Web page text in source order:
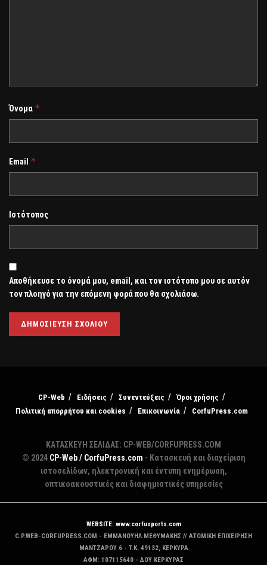
Όνομα *
Email *
Ιστότοπος
Αποθήκευσε το όνομά μου, email, και τον ιστότοπο μου σε αυτόν
τον πλοηγό για την επόμενη φορά που θα σχολιάσω.
CP-Web Ειδήσεις Συνεντεύξεις
Όροι χρήσης
Πολιτική απορρήτου και cookies
Επικοινωνία CorfuPress.com
ΚΑΤΑΣΚΕΥΗ ΣΕΛΙΔΑΣ: CP-WEB/CORFUPRESS.COM
© 2024 CP-Web / CorfuPress.com - Κατασκευή και διαχείριση
ιστοσελίδων, ηλεκτρονική και έντυπη ενημέρωση,
οπτικοακουστικές και διαφημιστικές υπηρεσίες
WEBSITE: www.corfusports.com
C.P.WEB-CORFUPRESS.COM - ΕΜΜΑΝΟΥΗΛ ΜΕΘΥΜΑΚΗΣ // ΑΤΟΜΙΚΗ ΕΠΙΧΕΙΡΗΣΗ
MANTZAΡΟΥ 6 - T.K. 49132, ΚΕΡΚΥΡΑ
ΑΦΜ: 107115640 - ΔΟΥ ΚΕΡΚΥΡΑΣ